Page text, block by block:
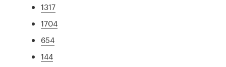
1317
1704
654
144